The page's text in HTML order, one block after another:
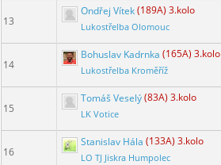
13
Ondřej Vítek(189A) 3.kolo
Lukostřelba Olomouc
14
Bohuslav Kadrnka (165A) 3.kolo
Lukostřelba Kroměříž
15
Tomáš Veselý(83A) 3.kolo
LK Votice
16
Stanislav Hála (133A) 3.kolo
LO TJ Jiskra Humpolec